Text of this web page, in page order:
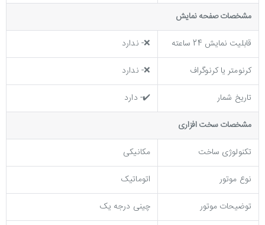
مشخصات صفحه نمايش
قابلیت نمایش 24 ساعته
❌- ندارد
کرنومتر یا کرنوگراف
❌- ندارد
تاریخ شمار
✔️- دارد
مشخصات سخت افزاری
تکنولوژی ساخت
مکانیکی
نوع موتور
اتوماتیک
توضیحات موتور
چینی درجه یک